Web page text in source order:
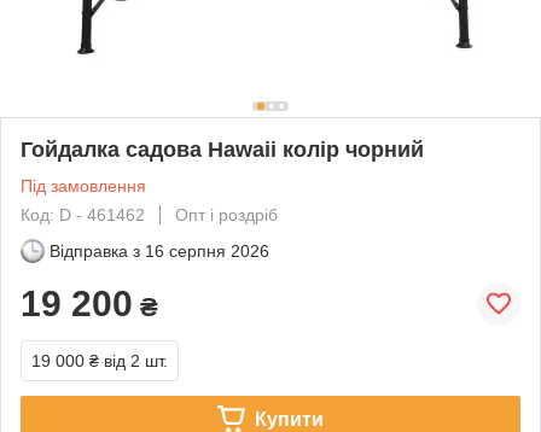
Гойдалка садова Hawaii колір чорний
Під замовлення
Код: D - 461462
Опт і роздріб
Відправка з 16 серпня 2026
19 200 ₴
19 000 ₴ від 2 шт.
Купити